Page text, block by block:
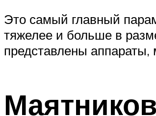
Это самый главный
тяжелее и больше в
представлены аппараты,